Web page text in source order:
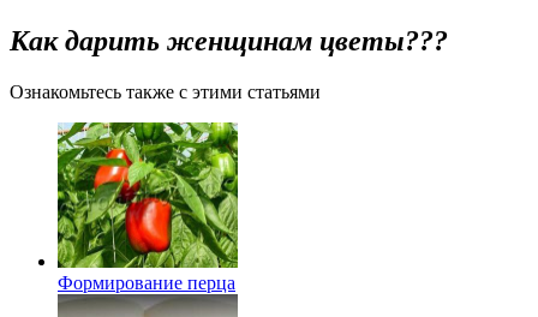
Как дарить женщинам цветы???
Ознакомьтесь также с этими статьями
Формирование перца